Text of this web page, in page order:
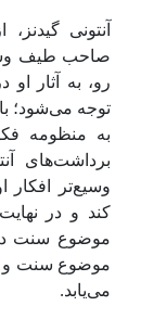
آنتونی
صاحب طیف
رو، به آثار
توجه می‌شود؛
به منظومه
برداشت‌های
وسیع‌تر افکار
کند و در
موضوع سنت
موضوع سنت و
می‌یابد.